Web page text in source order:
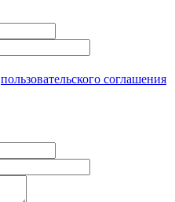
пользовательского соглашения